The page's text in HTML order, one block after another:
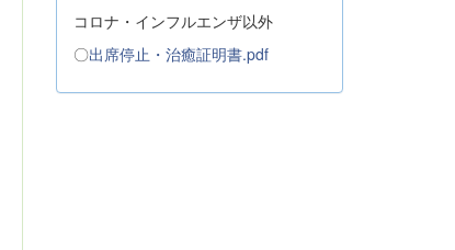
コロナ・インフルエンザ以外
〇出席停止・治癒証明書.pdf